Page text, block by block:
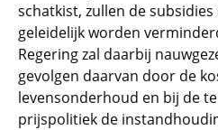
schatkist, zullen de
geleidelijk worden
Regering zal daarbij
gevolgen daarvan door de
levensonderhoud en bij de
prijspolitiek de